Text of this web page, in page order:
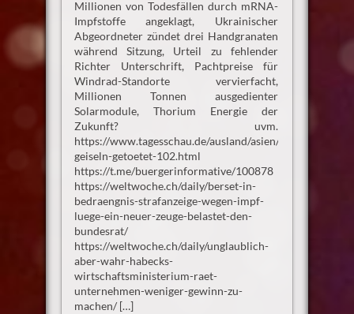
Millionen von Todesfällen durch mRNA-
Impfstoffe angeklagt, Ukrainischer
Abgeordneter zündet drei Handgranaten
während Sitzung, Urteil zu fehlender
Richter Unterschrift, Pachtpreise für
Windrad-Standorte vervierfacht,
Millionen Tonnen ausgedienter
Solarmodule, Thorium Energie der
Zukunft? uvm.
https://www.tagesschau.de/ausland/asien/israel-
geiseln-getoetet-102.html
https://t.me/buergerinformative/100878
https://weltwoche.ch/daily/berset-in-
bedraengnis-strafanzeige-wegen-impf-
luege-ein-neuer-zeuge-belastet-den-
bundesrat/
https://weltwoche.ch/daily/unglaublich-
aber-wahr-habecks-
wirtschaftsministerium-raet-
unternehmen-weniger-gewinn-zu-
machen/ […]